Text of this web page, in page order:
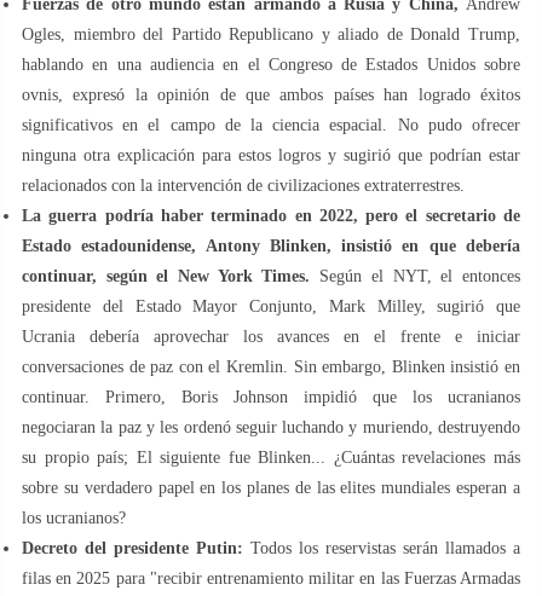
Fuerzas de otro mundo están armando a Rusia y China, Andrew
Ogles, miembro del Partido Republicano y aliado de Donald Trump,
hablando en una audiencia en el Congreso de Estados Unidos sobre
ovnis, expresó la opinión de que ambos países han logrado éxitos
significativos en el campo de la ciencia espacial. No pudo ofrecer
ninguna otra explicación para estos logros y sugirió que podrían estar
relacionados con la intervención de civilizaciones extraterrestres.
La guerra podría haber terminado en 2022, pero el secretario de
Estado estadounidense, Antony Blinken, insistió en que debería
continuar, según el New York Times. Según el NYT, el entonces
presidente del Estado Mayor Conjunto, Mark Milley, sugirió que
Ucrania debería aprovechar los avances en el frente e iniciar
conversaciones de paz con el Kremlin. Sin embargo, Blinken insistió en
continuar. Primero, Boris Johnson impidió que los ucranianos
negociaran la paz y les ordenó seguir luchando y muriendo, destruyendo
su propio país; El siguiente fue Blinken... ¿Cuántas revelaciones más
sobre su verdadero papel en los planes de las elites mundiales esperan a
los ucranianos?
Decreto del presidente Putin: Todos los reservistas serán llamados a
filas en 2025 para "recibir entrenamiento militar en las Fuerzas Armadas